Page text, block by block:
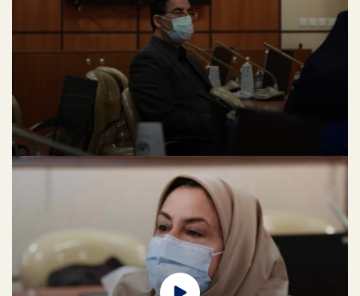
مرکز تحقیقات سایکوز
لورم ایپسوم متن ساختگی با تولید سادگی نامفهوم از صنعت چاپ، و با استفاده از
طراحان گرافیک است، چاپگرها و متون بلکه روزنامه و مجله در ستون و سطرآنچنان
که لازم است، و برای شرایط فعلی تکنولوژی مورد نیاز، و کاربردهای متنوع با هدف
بهبود ابزارهای کاربردی می باشد، کتابهای زیادی در شصت و سه درصد گذشته حال و
آینده، شناخت فراوان جامعه و متخصصان را می طلبد، تا با نرم افزارها شناخت
بیشتری را برای طراحان رایانه ای علی الخصوص طراحان خلاقی، و فرهنگ پیشرو در
زبان فارسی ایجاد کرد، در این صورت می توان امید داشت که تمام و دشواری موجود
در ارائه راهکارها، و شرایط سخت تایپ به پایان رسد و زمان مورد نیاز شامل
حروفچینی دستاوردهای اصلی، و جوابگوی سوالات پیوسته اهل دنیای موجود
طراحی اساسا مورد استفاده قرار گیرد.